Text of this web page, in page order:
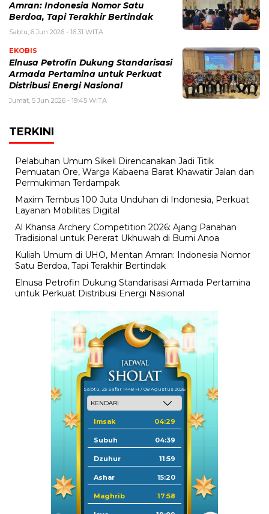
Amran: Indonesia Nomor Satu
Berdoa, Tapi Terakhir Bertindak
Sabtu, 6 Jun 2026 - 16:31 WITA
EKOBIS
Elnusa Petrofin Dukung Standarisasi
Armada Pertamina untuk Perkuat
Distribusi Energi Nasional
Jumat, 5 Jun 2026 - 19:45 WITA
TERKINI
Pelabuhan Umum Sikeli Direncanakan Jadi Titik
Pemuatan Ore, Warga Kabaena Barat Khawatir Jalan dan
Permukiman Terdampak
Maxim Tembus 100 Juta Unduhan di Indonesia, Perkuat
Layanan Mobilitas Digital
Al Khansa Archery Competition 2026: Ajang Panahan
Tradisional untuk Pererat Ukhuwah di Bumi Anoa
Kuliah Umum di UHO, Mentan Amran: Indonesia Nomor
Satu Berdoa, Tapi Terakhir Bertindak
Elnusa Petrofin Dukung Standarisasi Armada Pertamina
untuk Perkuat Distribusi Energi Nasional
Sabtu, 23 Safar 1448 H / 08 Agustus 2026
Imsak 04:29
Subuh 04:39
Dzuhur 11:59
Ashar 15:20
Maghrib 17:58